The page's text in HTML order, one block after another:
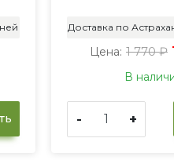
Доставка по
Цена: 1 770 ₽
В
- +